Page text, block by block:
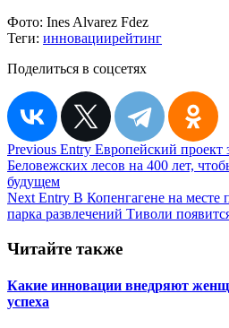
Фото: Ines Alvarez Fdez
Теги: инновациирейтинг
Поделиться в соцсетях
Навигация
по
записям
Previous Entry Европейский проект
Беловежских лесов на 400 лет,
будущем
Next Entry В Копенгагене на месте
парка развлечений Тиволи
Читайте также
Какие инновации внедряют
успеха